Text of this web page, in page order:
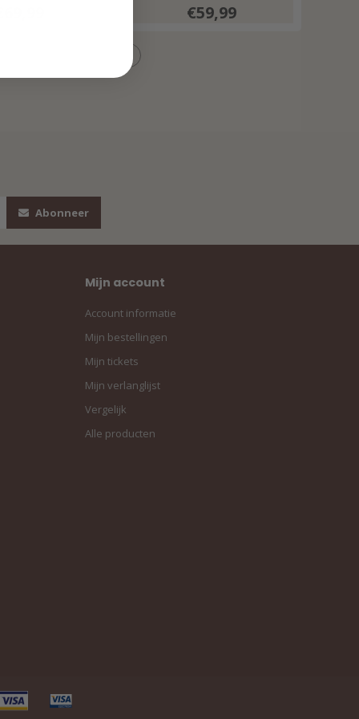
€59,99
Abonneer
Mijn account
Account informatie
Mijn bestellingen
Mijn tickets
Mijn verlanglijst
Vergelijk
Alle producten